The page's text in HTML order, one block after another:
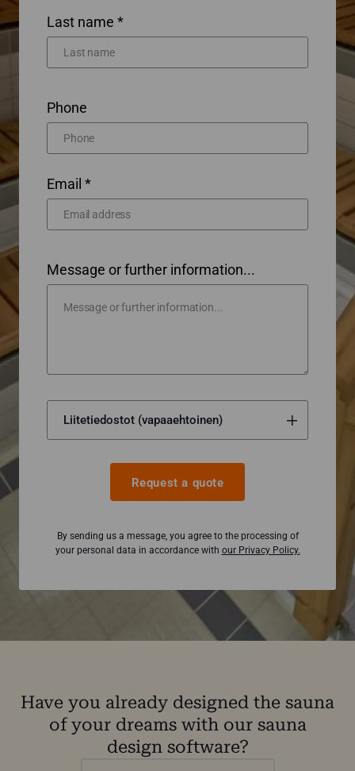
Last name *
Phone
Email *
Message or further information...
Request a quote
By sending us a message, you agree to the processing of
your personal data in accordance with our Privacy Policy.
Have you already designed the sauna
of your dreams with our sauna
design software?